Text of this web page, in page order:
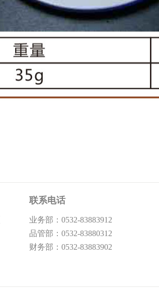
联系电话
业务部：0532-83883912
品管部：0532-83880312
财务部：0532-83883902